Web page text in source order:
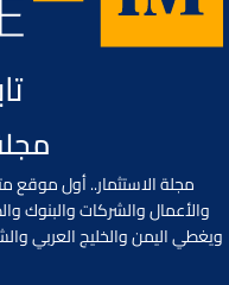
مجلة الاستثمار.. أول موقع
والأعمال والشركات والبنوك
ويغطي اليمن والخليج العربي